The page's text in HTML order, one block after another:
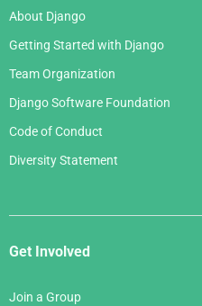
About Django
Getting Started with Django
Team Organization
Django Software Foundation
Code of Conduct
Diversity Statement
Get Involved
Join a Group